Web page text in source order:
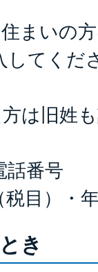
まいの
してくだ
は旧姓
話番号
目）・
き